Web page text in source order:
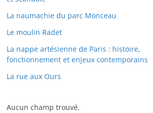
La naumachie du parc Monceau
Le moulin Radet
La nappe artésienne de Paris : histoire,
fonctionnement et enjeux contemporains
La rue aux Ours
Aucun champ trouvé.